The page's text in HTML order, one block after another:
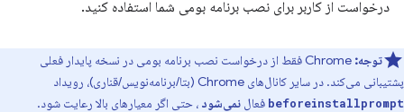
درخواست از کاربر برای نصب برنامه بومی شما استفاده کنید.
توجه:
Chrome فقط از درخواست نصب برنامه بومی در نسخه پایدار فعلی
پشتیبانی می‌کند. در سایر کانال‌های Chrome (بتا/برنامه‌نویس/قناری)، رویداد
beforeinstallprompt فعال نمی‌شود ، حتی اگر معیارهای بالا رعایت شود.